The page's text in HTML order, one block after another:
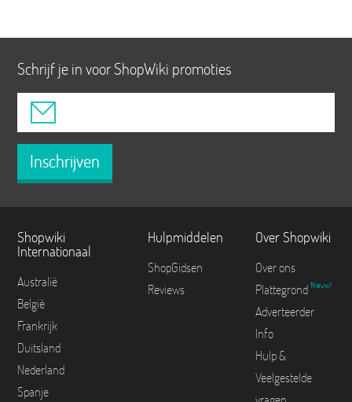
Schrijf je in voor ShopWiki promoties
Inschrijven
Shopwiki
Internationaal
Australië
België
Frankrijk
Duitsland
Nederland
Spanje
Hulpmiddelen
ShopGidsen
Reviews
Over Shopwiki
Over ons
Plattegrond Nieuw!
Adverteerder
Info
Hulp &
Veelgestelde